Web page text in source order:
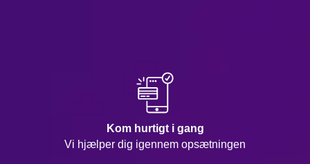
Kom hurtigt i gang
Vi hjælper dig igennem opsætningen